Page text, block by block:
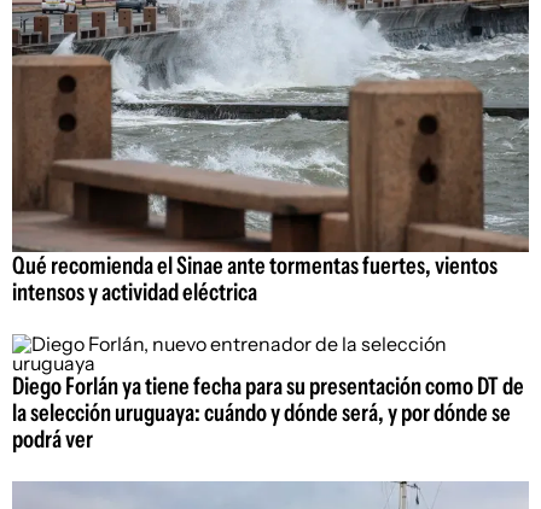
Qué recomienda el Sinae ante tormentas fuertes, vientos
intensos y actividad eléctrica
Diego Forlán ya tiene fecha para su presentación como DT de
la selección uruguaya: cuándo y dónde será, y por dónde se
podrá ver